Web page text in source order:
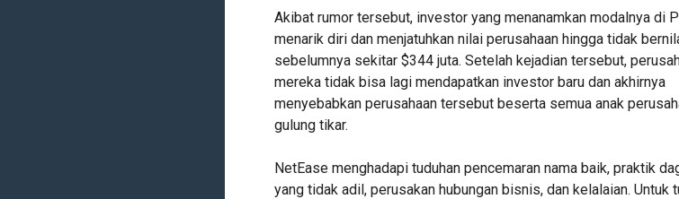
Akibat rumor tersebut, investor yang menanamkan modalnya di
menarik diri dan menjatuhkan nilai perusahaan hingga tidak
sebelumnya sekitar $344 juta. Setelah kejadian tersebut,
mereka tidak bisa lagi mendapatkan investor baru dan akhirnya
menyebabkan perusahaan tersebut beserta semua anak
gulung tikar.
NetEase menghadapi tuduhan pencemaran nama baik, praktik
yang tidak adil, perusakan hubungan bisnis, dan kelalaian. Untuk